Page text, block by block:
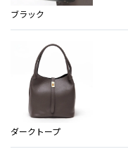
ブラック
ダークトープ